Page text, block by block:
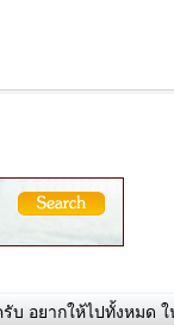
บ อยากให้ไปทั้งหมด